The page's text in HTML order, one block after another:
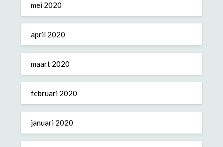
mei 2020
april 2020
maart 2020
februari 2020
januari 2020